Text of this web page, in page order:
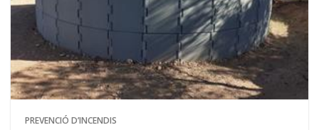
PREVENCIÓ D’INCENDIS